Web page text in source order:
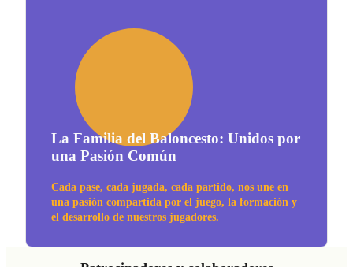
La Familia del Baloncesto: Unidos por
una Pasión Común
Cada pase, cada jugada, cada partido, nos une en
una pasión compartida por el juego, la formación y
el desarrollo de nuestros jugadores.